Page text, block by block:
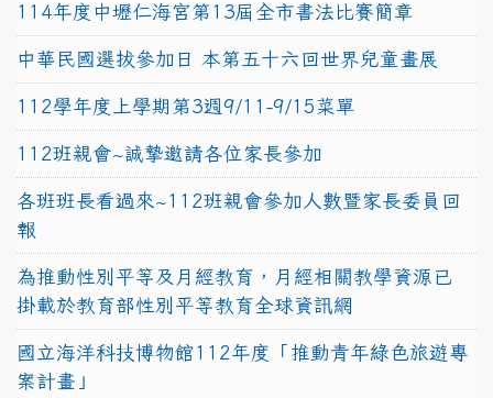
114年度中壢仁海宮第13屆全市書法比賽簡章
中華民國選拔參加日 本第五十六回世界兒童畫展
112學年度上學期第3週9/11-9/15菜單
112班親會~誠摯邀請各位家長參加
各班班長看過來~112班親會參加人數暨家長委員回
報
為推動性別平等及月經教育，月經相關教學資源已
掛載於教育部性別平等教育全球資訊網
國立海洋科技博物館112年度「推動青年綠色旅遊專
案計畫」